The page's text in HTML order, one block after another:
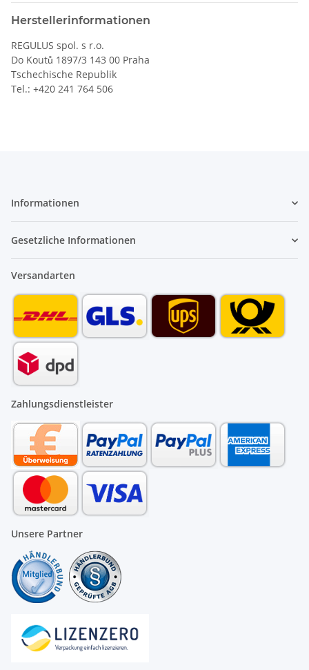
Herstellerinformationen
REGULUS spol. s r.o.
Do Koutů 1897/3 143 00 Praha
Tschechische Republik
Tel.: +420 241 764 506
Informationen
Gesetzliche Informationen
Versandarten
Zahlungsdienstleister
Unsere Partner